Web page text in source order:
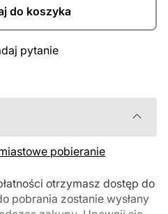
do koszyka
pytanie
pobieranie
otrzymasz dostęp do
pobrania zostanie wysłany